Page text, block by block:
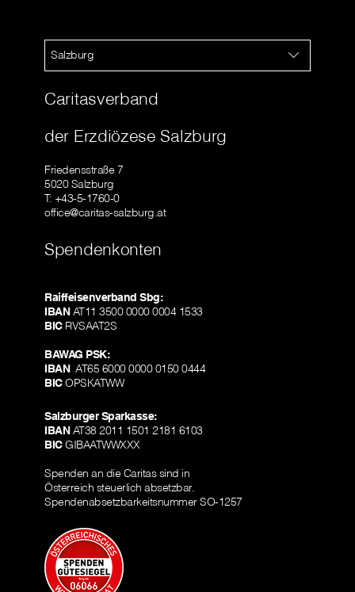
Salzburg
Caritasverband
der Erzdiözese Salzburg
Friedensstraße 7
5020 Salzburg
T: +43-5-1760-0
office@caritas-salzburg.at
Spendenkonten
Raiffeisenverband Sbg:
IBANAT11 3500 0000 0004 1533
BICRVSAAT2S
BAWAG PSK:
IBANAT65 6000 0000 0150 0444
BICOPSKATWW
Salzburger Sparkasse:
IBANAT38 2011 1501 2181 6103
BICGIBAATWWXXX
Spenden an die Caritas sind in
Österreich steuerlich absetzbar.
Spendenabsetzbarkeitsnummer SO-1257